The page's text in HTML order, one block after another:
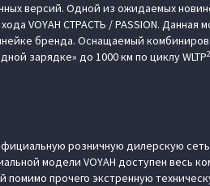
версий. Одной из ожидаемых
VOYAH СТРАСТЬ / PASSION. Данная
бренда. Оснащаемый
зарядке» до 1000 км по циклу WLTP2
розничную дилерскую
модели VOYAH доступен весь
прочего экстренную